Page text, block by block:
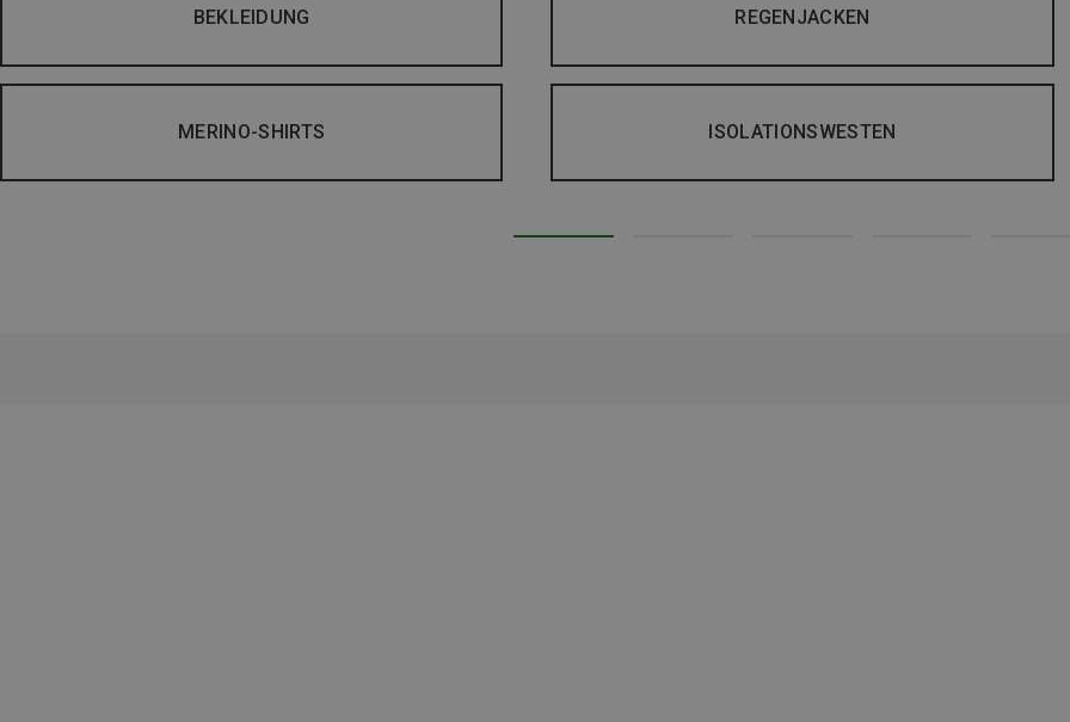
BEKLEIDUNG REGENJACKEN
MERINO-SHIRTS ISOLATIONSWESTEN